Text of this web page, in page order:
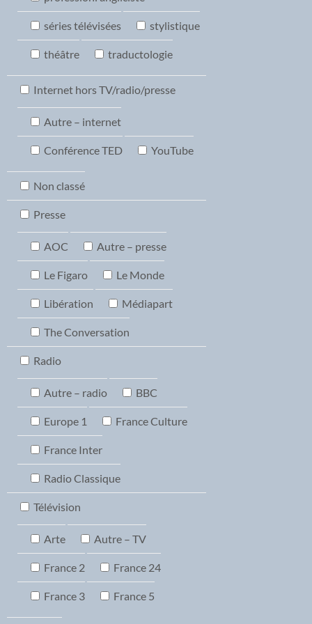
séries télévisées stylistique
théâtre traductologie
Internet hors TV/radio/presse
Autre – internet
Conférence TED YouTube
Non classé
Presse
AOC Autre – presse
Le Figaro Le Monde
Libération Médiapart
The Conversation
Radio
Autre – radio BBC
Europe 1 France Culture
France Inter
Radio Classique
Télévision
Arte Autre – TV
France 2 France 24
France 3 France 5